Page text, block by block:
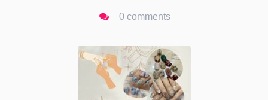
0 comments